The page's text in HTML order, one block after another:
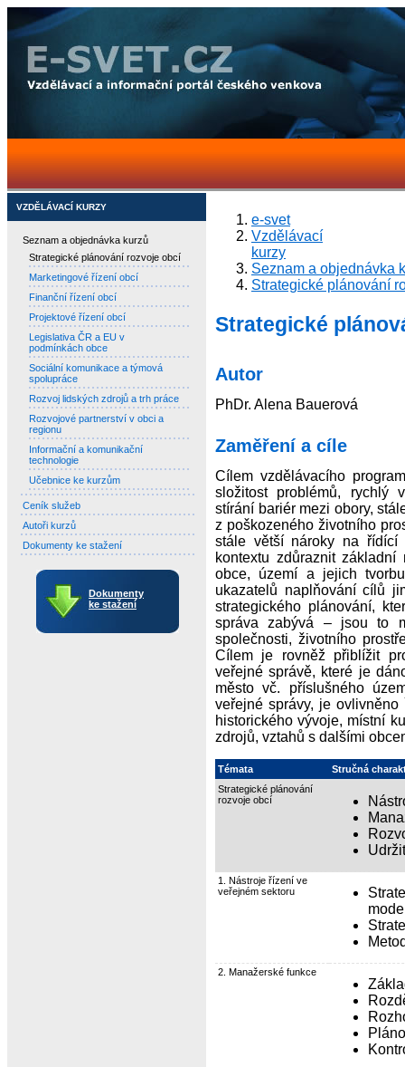
VZDĚLÁVACÍ KURZY
Seznam a objednávka kurzů
Strategické plánování rozvoje obcí
Marketingové řízení obcí
Finanční řízení obcí
Projektové řízení obcí
Legislativa ČR a EU v
podmínkách obce
Sociální komunikace a týmová
spolupráce
Rozvoj lidských zdrojů a trh práce
Rozvojové partnerství v obci a
regionu
Informační a komunikační
technologie
Učebnice ke kurzům
Ceník služeb
Autoři kurzů
Dokumenty ke stažení
Dokumenty
ke stažení
e-svet
Vzdělávací
kurzy
Seznam a objednávka
Strategické plánování
Strategické
Autor
PhDr. Alena Bauerová
Zaměření a cíle
Cílem vzdělávacího
složitost problémů, rychlý
stírání bariér mezi obory,
z poškozeného životního
stále větší nároky na řídící
kontextu zdůraznit
obce, území a jejich
ukazatelů naplňování cílů
strategického plánování,
správa zabývá – jsou to
společnosti, životního
Cílem je rovněž přiblížit
veřejné správě, které je
město vč. příslušného
veřejné správy, je
historického vývoje, místní
zdrojů, vztahů s dalšími
Témata
Stručná
Strategické plánování
rozvoje obcí
1. Nástroje řízení ve
veřejném sektoru
2. Manažerské funkce